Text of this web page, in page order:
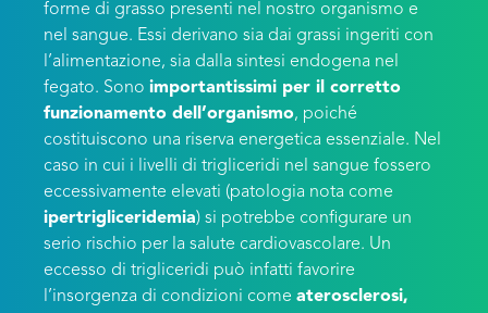
forme di grasso presenti nel nostro organismo e
nel sangue. Essi derivano sia dai grassi ingeriti con
l’alimentazione, sia dalla sintesi endogena nel
fegato. Sono importantissimi per il corretto
funzionamento dell’organismo, poiché
costituiscono una riserva energetica essenziale. Nel
caso in cui i livelli di trigliceridi nel sangue fossero
eccessivamente elevati (patologia nota come
ipertrigliceridemia) si potrebbe configurare un
serio rischio per la salute cardiovascolare. Un
eccesso di trigliceridi può infatti favorire
l’insorgenza di condizioni come aterosclerosi,